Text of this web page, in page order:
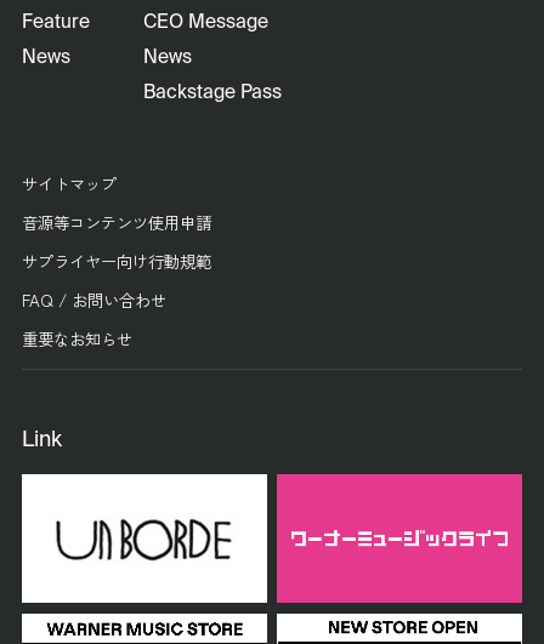
Feature
News
CEO Message
News
Backstage Pass
サイトマップ
音源等コンテンツ使用申請
サプライヤー向け行動規範
FAQ / お問い合わせ
重要なお知らせ
Link